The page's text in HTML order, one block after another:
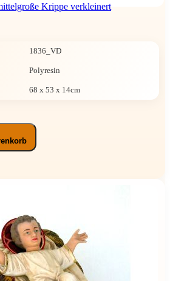
Krippe verkleinert
1836_VD
Polyresin
68 x 53 x 14cm